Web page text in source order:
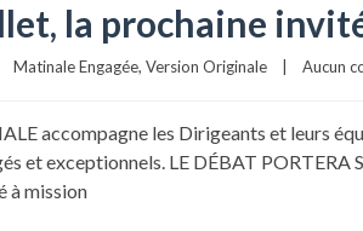
la prochaine
Matinale Engagée, Version Originale Aucun
accompagne les Dirigeants et leurs
et exceptionnels. LE DÉBAT
à mission